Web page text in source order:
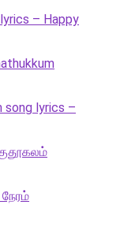
– Happy
song lyrics –